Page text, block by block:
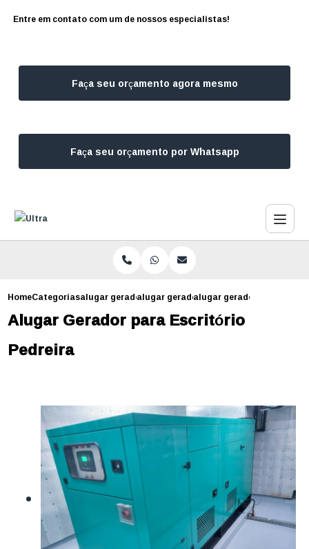
Entre em contato com um de nossos especialistas!
Faça seu orçamento agora mesmo
Faça seu orçamento por Whatsapp
HomeCategoriasalugar geradoresalugar gerador para casamento
alugar gerador para
Alugar Gerador para Escritório
Pedreira